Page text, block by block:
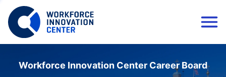
Workforce Innovation Center Career Board